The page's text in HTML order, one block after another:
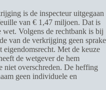
is de inspecteur uitgegaan
van € 1,47 miljoen. Dat is
Volgens de rechtbank is bij
van de verkrijging geen sprake
Met de keuze
de wetgever de hem
niet overschreden. De heffing
geen individuele en